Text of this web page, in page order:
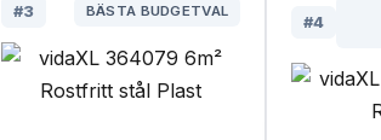
#3 BÄSTA BUDGETVAL
#4